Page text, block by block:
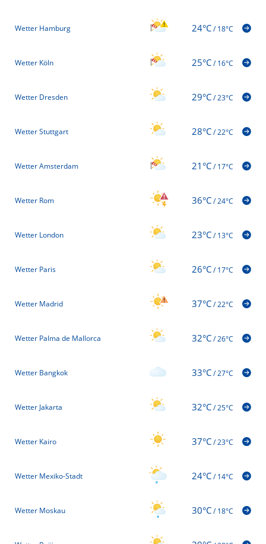
Wetter Hamburg 24°C/18°C
Wetter Köln 25°C/16°C
Wetter Dresden 29°C/23°C
Wetter Stuttgart 28°C/22°C
Wetter Amsterdam 21°C/17°C
Wetter Rom 36°C/24°C
Wetter London 23°C/13°C
Wetter Paris 26°C/17°C
Wetter Madrid 37°C/22°C
Wetter Palma de Mallorca 32°C/26°C
Wetter Bangkok 33°C/27°C
Wetter Jakarta 32°C/25°C
Wetter Kairo 37°C/23°C
Wetter Mexiko-Stadt 24°C/14°C
Wetter Moskau 30°C/18°C